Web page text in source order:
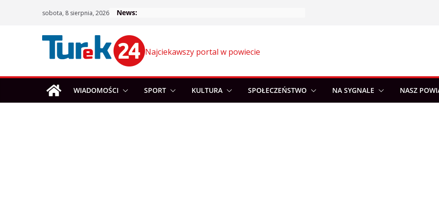
sobota, 8 sierpnia, 2026 News:
Najciekawszy portal w powiecie
WIADOMOŚCI SPORT KULTURA SPOŁECZEŃSTWO NA SYGNALE NASZ